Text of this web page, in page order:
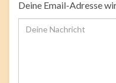
Deine Email-Adresse